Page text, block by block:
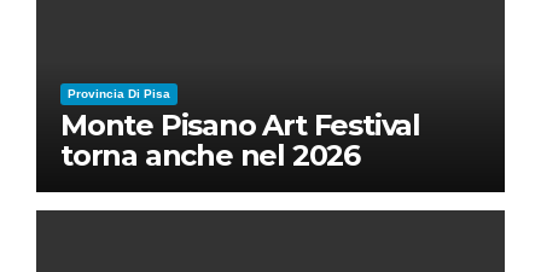
Provincia Di Pisa
Monte Pisano Art Festival
torna anche nel 2026